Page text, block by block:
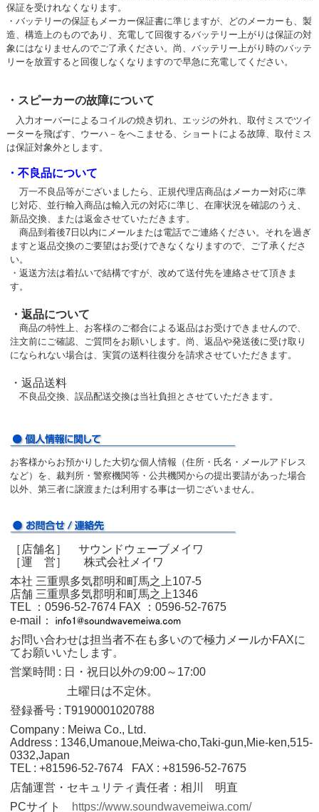
保証を受けれなくなります。
・バッテリーの保証もメーカー保証書に準じますが、どのメーカーも、製
造、構造上のものであり、充電して回復するバッテリー上がりは保証の対
象にはなりませんのでご了承ください。尚、バッテリー上がり時のバッテ
リーを放置すると回復しなくなりますので早急に充電してください。
・スピーカーの故障について
入力オーバーによるコイルの焼き切れ、エッジの外れ、取付ミスでツイ
ーターを飛ばす、ウーハ－をへこませる、ショートによる故障、取付ミス
は保証対象外とします。
・不良品について
万一不良品等がございましたら、正規代理店商品はメーカー対応に準
じ対応、並行輸入商品は輸入元の対応に準じ、在庫状況を確認のうえ、
新品交換、または返金させていただきます。
商品到着後7日以内にメールまたは電話でご連絡ください。それを過ぎ
ますと返品交換のご要望はお受けできなくなりますので、ご了承くださ
い。
・返送方法は着払いで結構ですが、改めて送付先を連絡させて頂きま
す。
・返品について
商品の特性上、お客様のご都合による返品はお受けできませんので、
注文前にご確認、ご質問をお願いします。尚、返品や発送後に受け取り
になられない場合は、実質の送料往復分を請求させていただきます。
・返品送料
不良品交換、誤品配送交換は当社負担とさせていただきます。
お客様からお預かりした大切な個人情報（住所・氏名・メールアドレス
など）を、裁判所・警察機関等・公共機関からの提出要請があった場合
以外、第三者に譲渡または利用する事は一切ございません。
［店舗名］ サウンドウェーブメイワ
［運 営］ 株式会社メイワ
本社 三重県多気郡明和町馬之上107-5
店舗 三重県多気郡明和町馬之上1346
TEL ：0596‐52‐7674 FAX ：0596‐52‐7675
e-mail：
お問い合わせは担当者不在も多いので極力メールかFAXに
てお願いいたします。
営業時間 : 日・祝日以外の9:00～17:00
土曜日は不定休。
登録番号 : T9190001020788
Company : Meiwa Co., Ltd.
Address : 1346,Umanoue,Meiwa-cho,Taki-gun,Mie-ken,515-
0332,Japan
TEL : +81596-52-7674 FAX : +81596-52-7675
店舗運営・セキュリティ責任者：相川 明直
PCサイト
https://www.soundwavemeiwa.com/